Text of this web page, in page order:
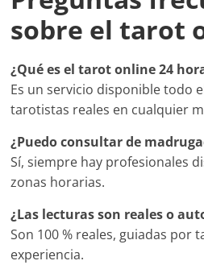
sobre el tarot
¿Qué es el tarot online 24
Es un servicio disponible todo
tarotistas reales en cualquier
¿Puedo consultar de
Sí, siempre hay profesionales
zonas horarias.
¿Las lecturas son reales o
Son 100 % reales, guiadas por
experiencia.